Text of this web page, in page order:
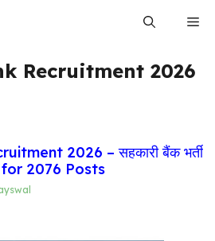
Recruitment 2026
2026 – सहकारी बैंक भर्ती
2076 Posts